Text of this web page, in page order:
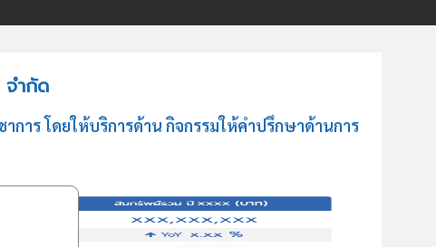
จำกัด
าร โดยให้บริการด้าน กิจกรรมให้คำปรึกษาด้านการ